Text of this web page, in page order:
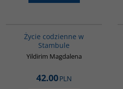
Życie codzienne w
Stambule
Yildirim Magdalena
42.00PLN